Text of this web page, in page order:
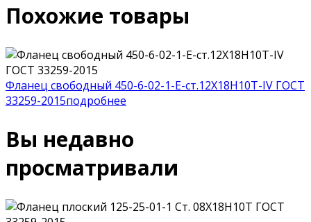
Похожие товары
Фланец свободный 450-6-02-1-E-ст.12Х18Н10Т-IV ГОСТ
33259-2015подробнее
Вы недавно
просматривали